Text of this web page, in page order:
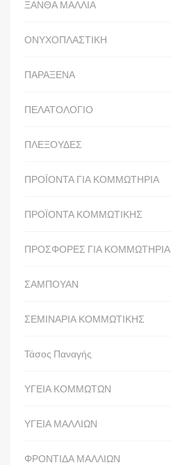
ΞΑΝΘΑ ΜΑΛΛΙΑ
ΟΝΥΧΟΠΛΑΣΤΙΚΗ
ΠΑΡΑΞΕΝΑ
ΠΕΛΑΤΟΛΟΓΙΟ
ΠΛΕΞΟΥΔΕΣ
ΠΡΟΪΟΝΤΑ ΓΙΑ ΚΟΜΜΩΤΗΡΙΑ
ΠΡΟΪΟΝΤΑ ΚΟΜΜΩΤΙΚΗΣ
ΠΡΟΣΦΟΡΕΣ ΓΙΑ ΚΟΜΜΩΤΗΡΙΑ
ΣΑΜΠΟΥΑΝ
ΣΕΜΙΝΑΡΙΑ ΚΟΜΜΩΤΙΚΗΣ
Τάσος Παναγής
ΥΓΕΙΑ ΚΟΜΜΩΤΩΝ
ΥΓΕΙΑ ΜΑΛΛΙΩΝ
ΦΡΟΝΤΙΔΑ ΜΑΛΛΙΩΝ